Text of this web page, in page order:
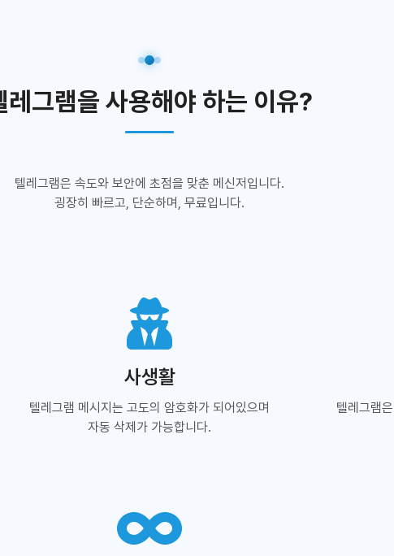
레그램을 사용해야 하는 이유?
텔레그램은 속도와 보안에 초점을 맞춘 메신저입니다.
굉장히 빠르고, 단순하며, 무료입니다.
사생활
텔레그램 메시지는 고도의 암호화가 되어있으며
자동 삭제가 가능합니다.
텔레그램